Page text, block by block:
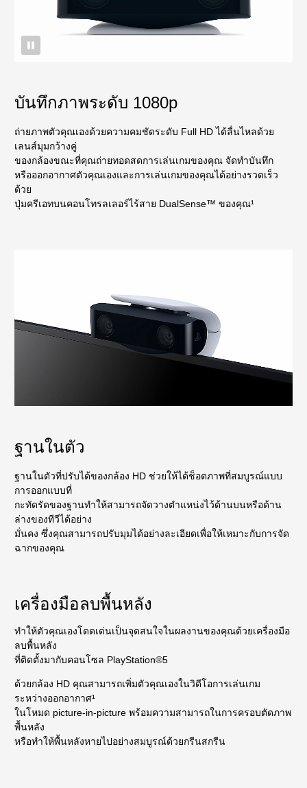
บันทึกภาพระดับ 1080p
ถ่ายภาพตัวคุณเองด้วยความคมชัดระดับ Full HD ได้ลื่นไหลด้วย
เลนส์มุมกว้างคู่
ของกล้องขณะที่คุณถ่ายทอดสดการเล่นเกมของคุณ จัดทำบันทึก
หรือออกอากาศตัวคุณเองและการเล่นเกมของคุณได้อย่างรวดเร็ว
ด้วย
ปุ่มครีเอทบนคอนโทรลเลอร์ไร้สาย DualSense™ ของคุณ¹
ฐานในตัว
ฐานในตัวที่ปรับได้ของกล้อง HD ช่วยให้ได้ช็อตภาพที่สมบูรณ์แบบ
การออกแบบที่
กะทัดรัดของฐานทำให้สามารถจัดวางตำแหน่งไว้ด้านบนหรือด้าน
ล่างของทีวีได้อย่าง
มั่นคง ซึ่งคุณสามารถปรับมุมได้อย่างละเอียดเพื่อให้เหมาะกับการจัด
ฉากของคุณ
เครื่องมือลบพื้นหลัง
ทำให้ตัวคุณเองโดดเด่นเป็นจุดสนใจในผลงานของคุณด้วยเครื่องมือ
ลบพื้นหลัง
ที่ติดตั้งมากับคอนโซล PlayStation®5
ด้วยกล้อง HD คุณสามารถเพิ่มตัวคุณเองในวิดีโอการเล่นเกม
ระหว่างออกอากาศ¹
ในโหมด picture-in-picture พร้อมความสามารถในการครอบตัดภาพ
พื้นหลัง
หรือทำให้พื้นหลังหายไปอย่างสมบูรณ์ด้วยกรีนสกรีน